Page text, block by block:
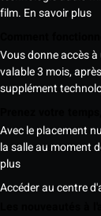
film. En savoir plus
Vous donne accès
valable 3 mois,
supplément
Avec le placement
la salle au moment
plus
Accéder au centre